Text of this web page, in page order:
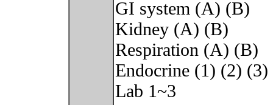
GI system (A) (B)
Kidney (A) (B)
Respiration (A) (B)
Endocrine (1) (2) (3)
Lab 1~3